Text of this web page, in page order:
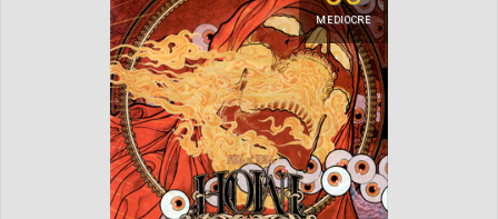
MEDIOCRE